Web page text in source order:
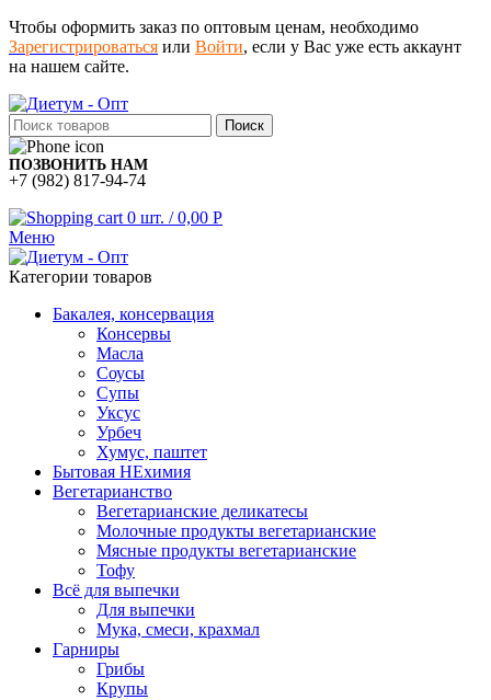
Чтобы оформить заказ по оптовым ценам, необходимо
Зарегистрироваться или Войти, если у Вас уже есть аккаунт
на нашем сайте.
Поиск
ПОЗВОНИТЬ НАМ
+7 (982) 817-94-74
0 шт. / 0,00 Р
Меню
Категории товаров
Бакалея, консервация
Консервы
Масла
Соусы
Супы
Уксус
Урбеч
Хумус, паштет
Бытовая НЕхимия
Вегетарианство
Вегетарианские деликатесы
Молочные продукты вегетарианские
Мясные продукты вегетарианские
Тофу
Всё для выпечки
Для выпечки
Мука, смеси, крахмал
Гарниры
Грибы
Крупы